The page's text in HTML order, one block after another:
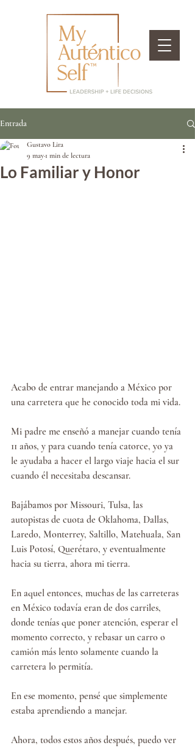
Entrada
Lo Familiar y Honor
Gustavo Lira
9 may 1 min de lectura
Acabo de entrar manejando a México por
una carretera que he conocido toda mi vida.
Mi padre me enseñó a manejar cuando tenía
11 años, y para cuando tenía catorce, yo ya
le ayudaba a hacer el largo viaje hacia el sur
cuando él necesitaba descansar.
Bajábamos por Missouri, Tulsa, las
autopistas de cuota de Oklahoma, Dallas,
Laredo, Monterrey, Saltillo, Matehuala, San
Luis Potosí, Querétaro, y eventualmente
hacia su tierra, ahora mi tierra.
En aquel entonces, muchas de las carreteras
en México todavía eran de dos carriles,
donde tenías que poner atención, esperar el
momento correcto, y rebasar un carro o
camión más lento solamente cuando la
carretera lo permitía.
En ese momento, pensé que simplemente
estaba aprendiendo a manejar.
Ahora, todos estos años después, puedo ver